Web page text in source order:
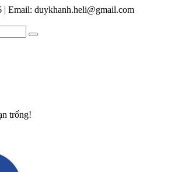
| Email: duykhanh.heli@gmail.com
trống!